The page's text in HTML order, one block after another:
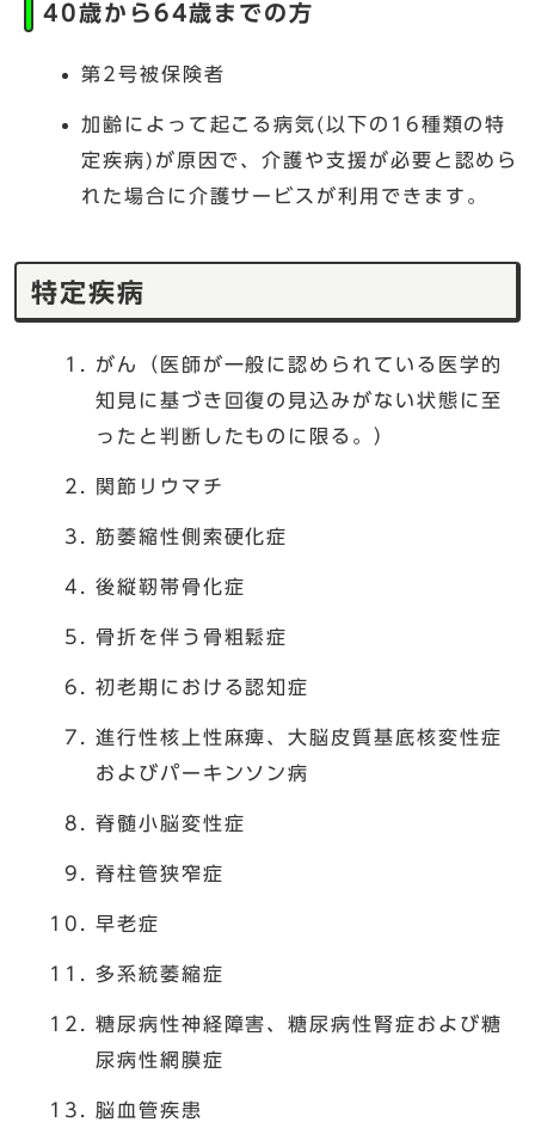
40歳から64歳までの方
第2号被保険者
加齢によって起こる病気(以下の16種類の特
定疾病)が原因で、介護や支援が必要と認めら
れた場合に介護サービスが利用できます。
特定疾病
がん（医師が一般に認められている医学的
知見に基づき回復の見込みがない状態に至
ったと判断したものに限る。）
関節リウマチ
筋萎縮性側索硬化症
後縦靭帯骨化症
骨折を伴う骨粗鬆症
初老期における認知症
進行性核上性麻痺、大脳皮質基底核変性症
およびパーキンソン病
脊髄小脳変性症
脊柱管狭窄症
早老症
多系統萎縮症
糖尿病性神経障害、糖尿病性腎症および糖
尿病性網膜症
脳血管疾患